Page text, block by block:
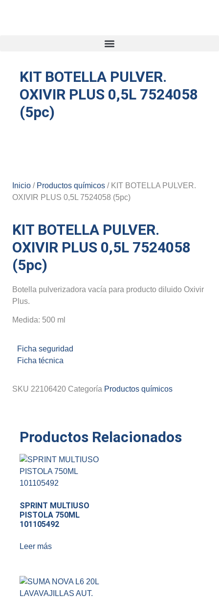
KIT BOTELLA PULVER.
OXIVIR PLUS 0,5L 7524058
(5pc)
Inicio / Productos químicos / KIT BOTELLA PULVER.
OXIVIR PLUS 0,5L 7524058 (5pc)
KIT BOTELLA PULVER.
OXIVIR PLUS 0,5L 7524058
(5pc)
Botella pulverizadora vacía para producto diluido Oxivir
Plus.
Medida: 500 ml
Ficha seguridad
Ficha técnica
SKU 22106420 Categoría Productos químicos
Productos Relacionados
SPRINT MULTIUSO
PISTOLA 750ML
101105492
Leer más